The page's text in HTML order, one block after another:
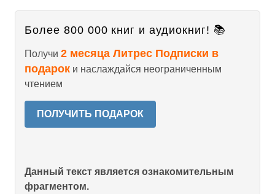
Более 800 000 книг и аудиокниг! 📚
Получи 2 месяца Литрес Подписки в
подарок и наслаждайся неограниченным
чтением
ПОЛУЧИТЬ ПОДАРОК
Данный текст является ознакомительным
фрагментом.